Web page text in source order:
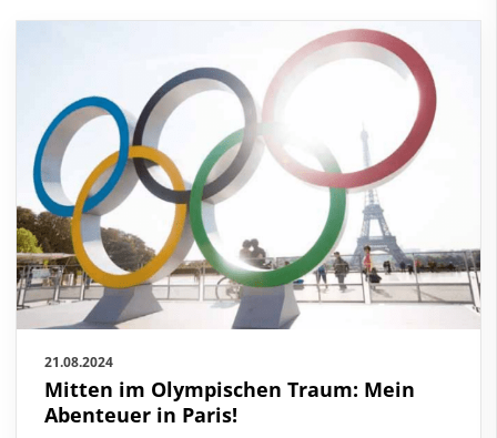
21.08.2024
Mitten im Olympischen Traum: Mein
Abenteuer in Paris!